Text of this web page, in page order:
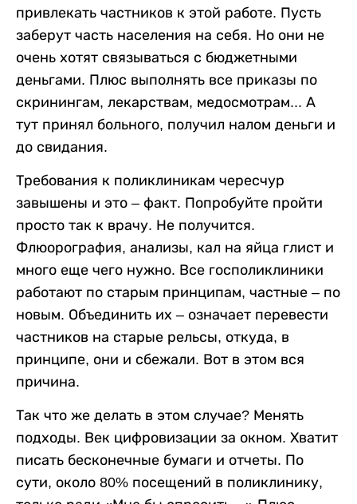
привлекать частников к этой работе. Пусть
заберут часть населения на себя. Но они не
очень хотят связываться с бюджетными
деньгами. Плюс выполнять все приказы по
скринингам, лекарствам, медосмотрам... А
тут принял больного, получил налом деньги и
до свидания.
Требования к поликлиникам чересчур
завышены и это – факт. Попробуйте пройти
просто так к врачу. Не получится.
Флюорография, анализы, кал на яйца глист и
много еще чего нужно. Все госполиклиники
работают по старым принципам, частные – по
новым. Объединить их – означает перевести
частников на старые рельсы, откуда, в
принципе, они и сбежали. Вот в этом вся
причина.
Так что же делать в этом случае? Менять
подходы. Век цифровизации за окном. Хватит
писать бесконечные бумаги и отчеты. По
сути, около 80% посещений в поликлинику,